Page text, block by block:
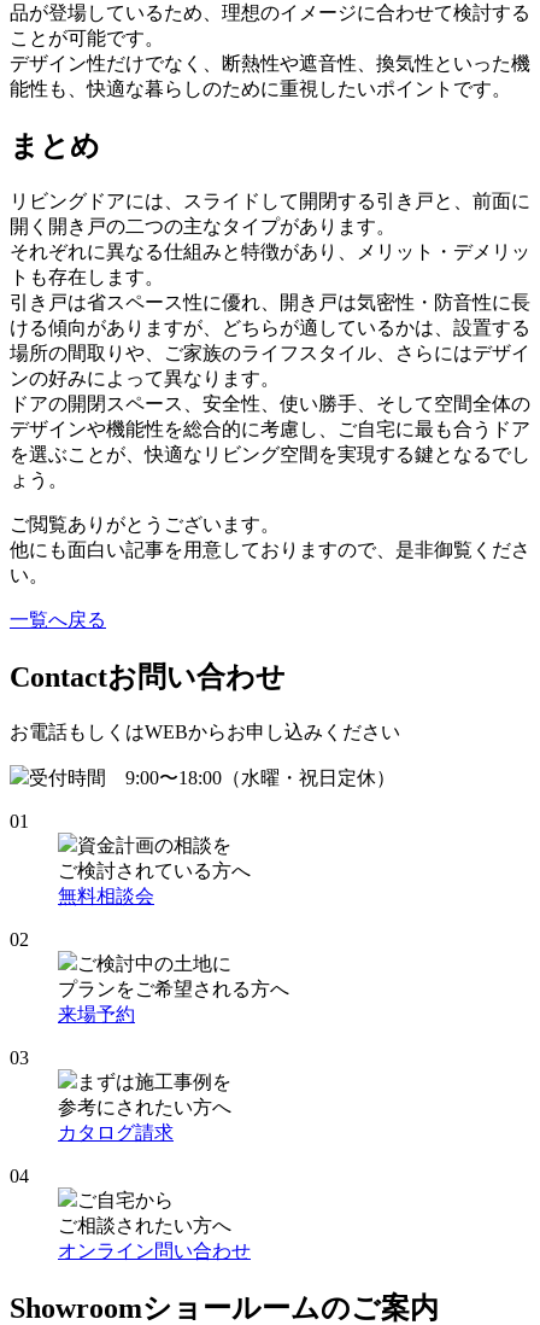
品が登場しているため、理想のイメージに合わせて検討する
ことが可能です。
デザイン性だけでなく、断熱性や遮音性、換気性といった機
能性も、快適な暮らしのために重視したいポイントです。
まとめ
リビングドアには、スライドして開閉する引き戸と、前面に
開く開き戸の二つの主なタイプがあります。
それぞれに異なる仕組みと特徴があり、メリット・デメリッ
トも存在します。
引き戸は省スペース性に優れ、開き戸は気密性・防音性に長
ける傾向がありますが、どちらが適しているかは、設置する
場所の間取りや、ご家族のライフスタイル、さらにはデザイ
ンの好みによって異なります。
ドアの開閉スペース、安全性、使い勝手、そして空間全体の
デザインや機能性を総合的に考慮し、ご自宅に最も合うドア
を選ぶことが、快適なリビング空間を実現する鍵となるでし
ょう。
ご閲覧ありがとうございます。
他にも面白い記事を用意しておりますので、是非御覧くださ
い。
一覧へ戻る
Contactお問い合わせ
お電話もしくはWEBからお申し込みください
受付時間 9:00〜18:00（水曜・祝日定休）
01
資金計画の相談を
ご検討されている方へ
無料相談会
02
ご検討中の土地に
プランをご希望される方へ
来場予約
03
まずは施工事例を
参考にされたい方へ
カタログ請求
04
ご自宅から
ご相談されたい方へ
オンライン問い合わせ
Showroomショールームのご案内